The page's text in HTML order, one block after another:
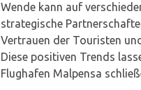
Wende kann auf
strategische
Vertrauen der Touristen
Diese positiven Trends
Flughafen Malpensa